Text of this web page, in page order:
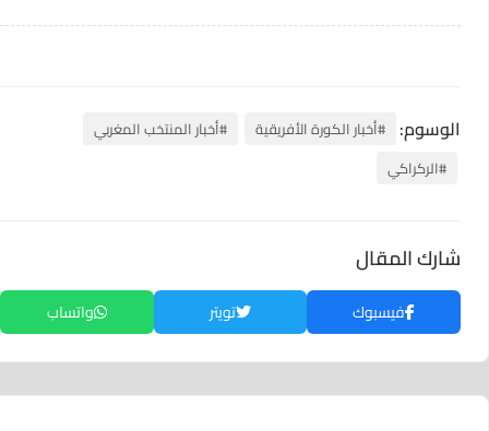
الوسوم: #أخبار الكورة الأفريقية
#أخبار المنتخب المغربي
#الركراكي
شارك المقال
فيسبوك تويتر واتساب